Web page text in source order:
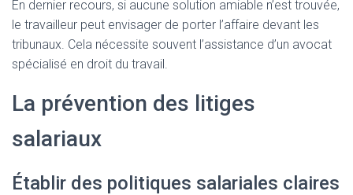
En dernier recours, si aucune solution amiable n’est trouvée,
le travailleur peut envisager de porter l’affaire devant les
tribunaux. Cela nécessite souvent l’assistance d’un avocat
spécialisé en droit du travail.
La prévention des litiges
salariaux
Établir des politiques salariales claires